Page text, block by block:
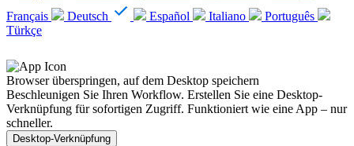
Français
Deutsch Español Italiano
Português
Türkçe
Browser überspringen, auf dem Desktop speichern
Beschleunigen Sie Ihren Workflow. Erstellen Sie eine Desktop-
Verknüpfung für sofortigen Zugriff. Funktioniert wie eine App – nur
schneller.
Desktop-Verknüpfung